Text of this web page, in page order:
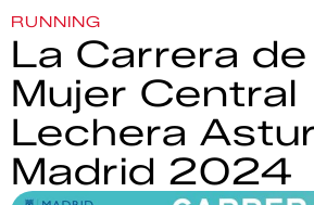
RUNNING
La Carrera de
Mujer Central
Lechera
Madrid 2024